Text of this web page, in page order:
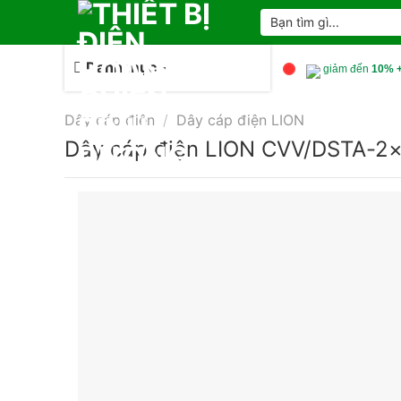
Tìm
kiếm:
Danh mục giảm đến 10%
Dây cáp điện / Dây cáp điện LION
Dây cáp điện LION CVV/DSTA-